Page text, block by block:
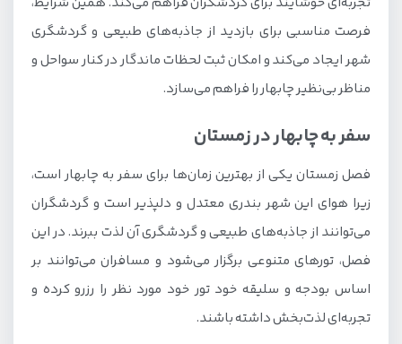
فرصت مناسبی برای بازدید از جاذبه‌های طبیعی و گردشگری
شهر ایجاد می‌کند و امکان ثبت لحظات ماندگار در کنار سواحل و
مناظر بی‌نظیر چابهار را فراهم می‌سازد.
سفر به چابهار در زمستان
فصل زمستان یکی از بهترین زمان‌ها برای سفر به چابهار است،
زیرا هوای این شهر بندری معتدل و دلپذیر است و گردشگران
می‌توانند از جاذبه‌های طبیعی و گردشگری آن لذت ببرند. در این
فصل، تورهای متنوعی برگزار می‌شود و مسافران می‌توانند بر
اساس بودجه و سلیقه خود تور خود مورد نظر را رزرو کرده و
تجربه‌ای لذت‌بخش داشته باشند.